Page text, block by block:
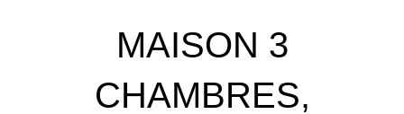
MAISON 3
CHAMBRES,